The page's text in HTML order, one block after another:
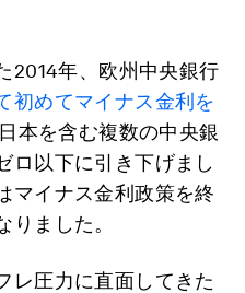
2014年、欧州中央銀行
初めてマイナス金利を
本を含む複数の中央銀
ロ以下に引き下げまし
マイナス金利政策を終
りました。
レ圧力に直面してきた